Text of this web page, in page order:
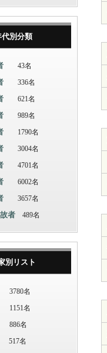
代別分類
43名
336名
621名
989名
1790名
3004名
4701名
6002名
3657名
者 489名
別リスト
3780名
1151名
886名
517名